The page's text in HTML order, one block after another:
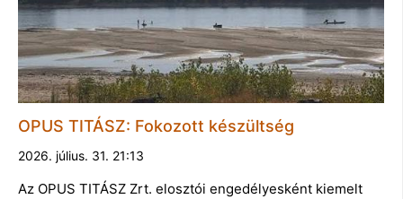
OPUS TITÁSZ: Fokozott készültség
2026. július. 31. 21:13
Az OPUS TITÁSZ Zrt. elosztói engedélyesként kiemelt